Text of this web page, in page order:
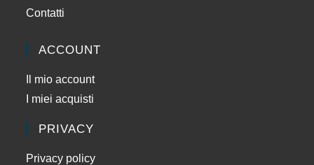
Contatti
ACCOUNT
Il mio account
I miei acquisti
PRIVACY
Privacy policy